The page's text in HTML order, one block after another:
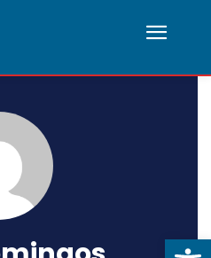
Abrir